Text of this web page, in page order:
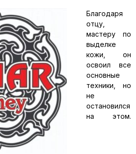
Благодаря
отцу,
мастеру по
выделке
кожи, он
освоил все
основные
техники, но
не
остановился
на этом.